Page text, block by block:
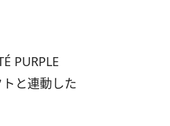
PURPLE
と連動した